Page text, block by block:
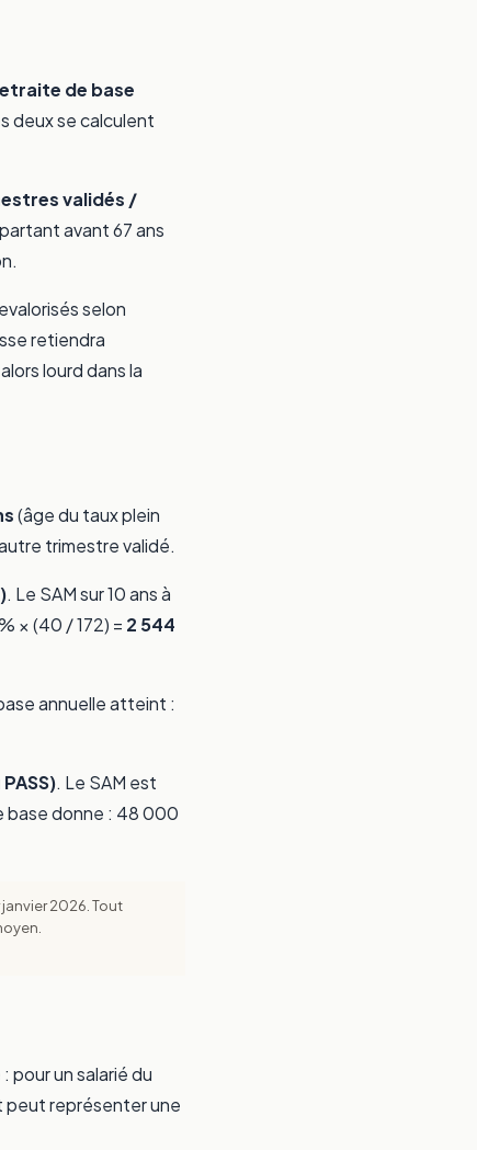
de base
deux se calculent
validés /
avant 67 ans
selon
retiendra
lourd dans la
(âge du taux plein
trimestre validé.
. Le SAM sur 10 ans à
× (40 / 172) = 2 544
annuelle atteint :
. Le SAM est
base donne : 48 000
janvier 2026. Tout
pour un salarié du
représenter une